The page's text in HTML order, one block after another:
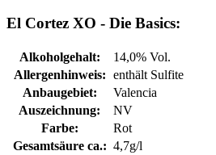
El Cortez XO - Die Basics:
Alkoholgehalt:
14,0% Vol.
Allergenhinweis: enthält Sulfite
Anbaugebiet:
Valencia
Auszeichnung:
NV
Farbe:
Rot
Gesamtsäure ca.: 4,7g/l